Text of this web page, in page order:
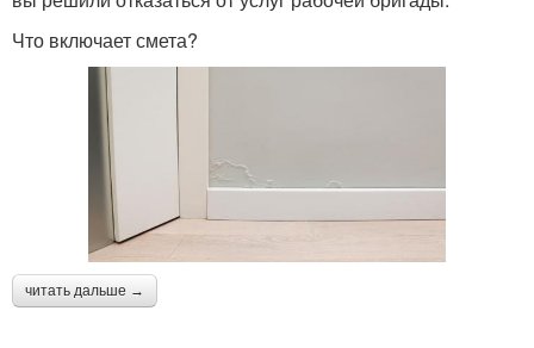
Что включает смета?
читать дальше →